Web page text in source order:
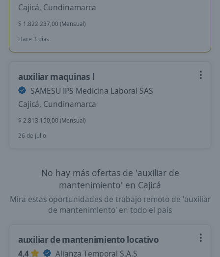
Cajicá, Cundinamarca
$ 1.822.237,00 (Mensual)
Hace 3 días
auxiliar maquinas l
SAMESU IPS Medicina Laboral SAS
Cajicá, Cundinamarca
$ 2.813.150,00 (Mensual)
26 de julio
No hay más ofertas de 'auxiliar de
mantenimiento' en Cajicá
Mira estas oportunidades de trabajo remoto de 'auxiliar
de mantenimiento' en todo el país
auxiliar de mantenimiento locativo
4,4
Alianza Temporal S.A.S